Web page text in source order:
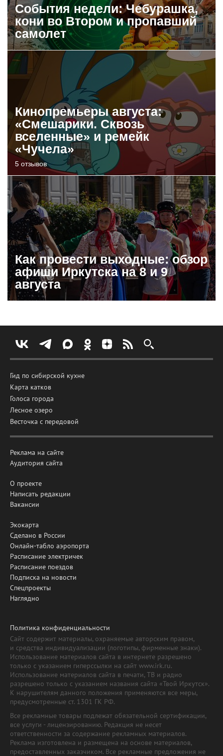
События недели: Чебурашка,
кони во Втором и пропавший
самолет
Кинопремьеры августа:
«Смешарики. Сквозь
вселенные» и ремейк
«Чучела»
5 отзывов
Как провести выходные: обзор
афиши Иркутска на 8 и 9
августа
Гид по сибирской кухне
Карта катков
Голоса города
Лесное озеро
Весточка с передовой
Реклама на сайте
Аудитория сайта
О проекте
Написать редакции
Вакансии
Экокарта
Сделано в России
Онлайн-табло аэропорта
Расписание электричек
Расписание поездов
Подписка на новости
Спецпроекты
Наглядно
Политика конфиденциальности
Сайт содержит материалы, охраняемые авторским правом,
и средства индивидуализации (логотипы, фирменные знаки).
Использование материалов сайта в интернете разрешено
только с указанием гиперссылки на сайт www.irk.ru.
Использование материалов сайта в печати, ТВ и радио
разрешено только с указанием названия сайта «Твой Иркутск».
К нарушителям данного положения применяются все меры,
предусмотренные ст. 1301 ГК РФ.
Все рекламные товары подлежат обязательной сертификации,
все услуги - лицензированию. Редакция не несет
ответственности за содержание рекламных материалов.
Реклама изготовлена и размещена на основе материалов,
предоставленных заказчиком. Все рекламные предложения не